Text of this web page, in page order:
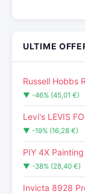
ULTIME
Russell Hobbs
▼ -46% (45,01 €)
Levi's LEVIS
▼ -19% (16,28 €)
PIY 4X
▼ -38% (28,40 €)
Invicta 8928